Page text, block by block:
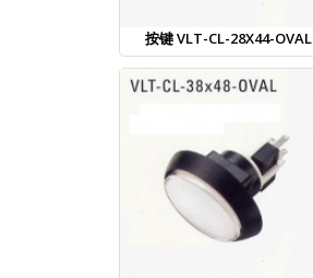
按键 VLT-CL-28X44-OVAL